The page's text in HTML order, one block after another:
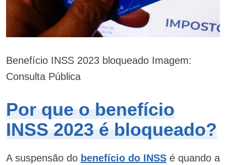
Benefício INSS 2023 bloqueado Imagem:
Consulta Pública
Por que o benefício
INSS 2023 é bloqueado?
A suspensão do benefício do INSS é quando a